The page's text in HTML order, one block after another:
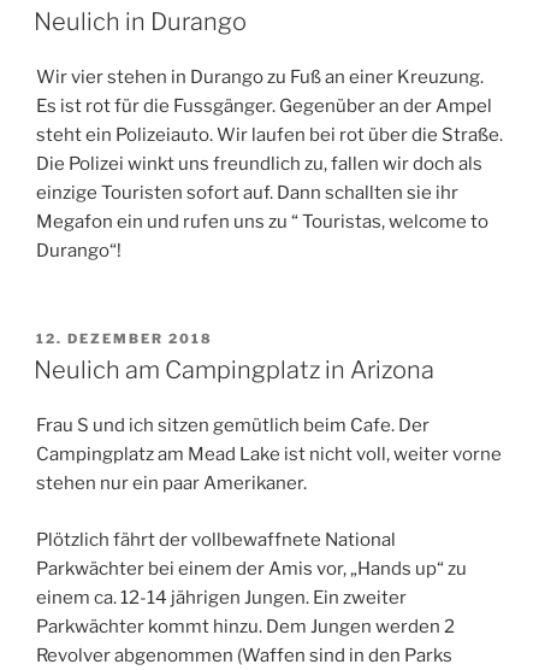
AM
Neulich in Durango
Wir vier stehen in Durango zu Fuß an einer Kreuzung.
Es ist rot für die Fussgänger. Gegenüber an der Ampel
steht ein Polizeiauto. Wir laufen bei rot über die Straße.
Die Polizei winkt uns freundlich zu, fallen wir doch als
einzige Touristen sofort auf. Dann schallten sie ihr
Megafon ein und rufen uns zu “ Touristas, welcome to
Durango“!
VERÖFFENTLICHT
AM
12. DEZEMBER 2018
Neulich am Campingplatz in Arizona
Frau S und ich sitzen gemütlich beim Cafe. Der
Campingplatz am Mead Lake ist nicht voll, weiter vorne
stehen nur ein paar Amerikaner.
Plötzlich fährt der vollbewaffnete National
Parkwächter bei einem der Amis vor, „Hands up“ zu
einem ca. 12-14 jährigen Jungen. Ein zweiter
Parkwächter kommt hinzu. Dem Jungen werden 2
Revolver abgenommen (Waffen sind in den Parks